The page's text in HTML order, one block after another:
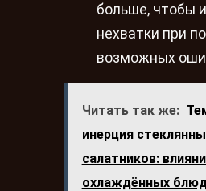
больше, чтобы
нехватки при
возможных
Читать так же:
инерция
салатников:
охлаждённых